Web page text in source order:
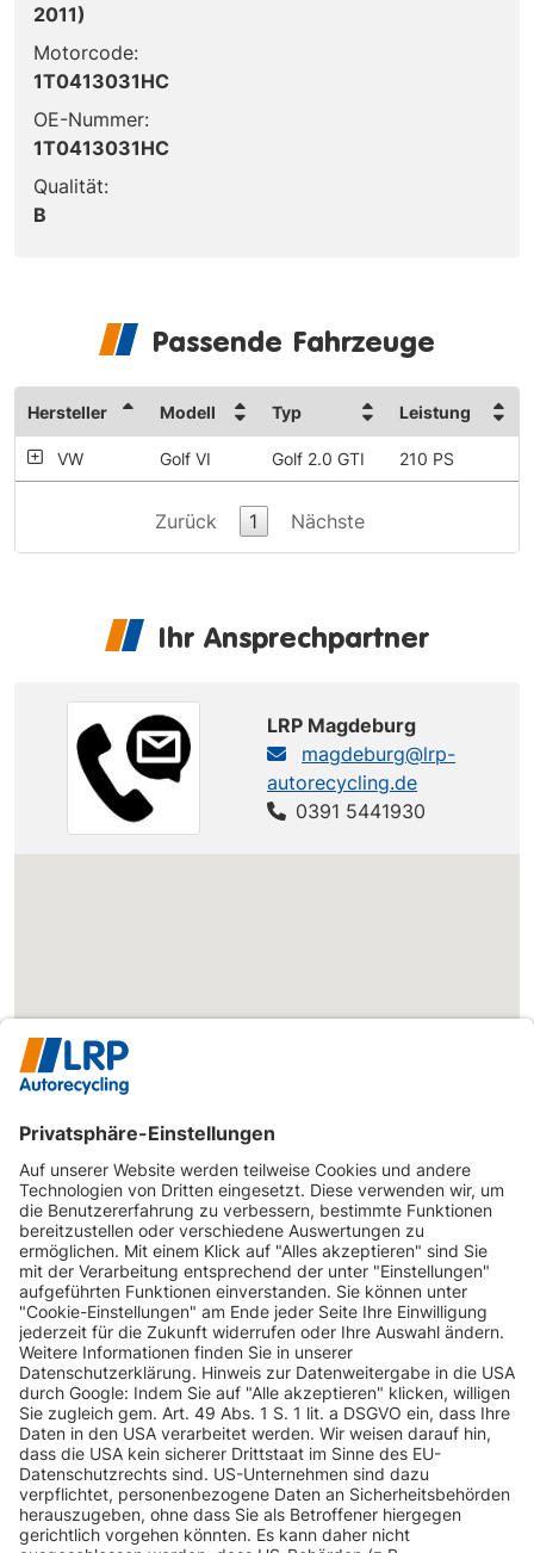
2011)
Motorcode:
1T0413031HC
OE-Nummer:
1T0413031HC
Qualität:
B
Passende Fahrzeuge
Hersteller Modell Typ Leistung
VW Golf VI Golf 2.0 GTI 210 PS
Zurück 1 Nächste
Ihr Ansprechpartner
LRP Magdeburg
magdeburg@lrp-
autorecycling.de
0391 5441930
INFORMATIONEN
KUNDENSERVICE
INFORMATIONEN